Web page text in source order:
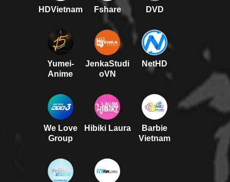
HDVietnam Fshare DVD
Yumei-
Anime
JenkaStudi
oVN
NetHD
We Love
Group
Hibiki Laura
Barbie
Vietnam